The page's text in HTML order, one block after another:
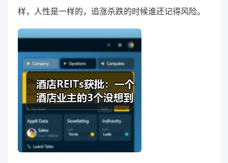
样，人性是一样的，追涨杀跌的时候谁还记得风险。